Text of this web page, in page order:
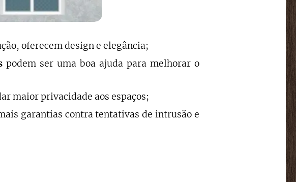
oferecem design e elegância;
podem ser uma boa ajuda para melhorar o
maior privacidade aos espaços;
garantias contra tentativas de intrusão e